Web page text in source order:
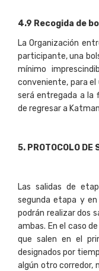
4.9 Recogida de
La Organización
participante, una
mínimo
conveniente, para el
será entregada a la
de regresar a
5. PROTOCOLO DE
Las salidas de
segunda etapa y
podrán realizar dos
ambas. En el caso
que salen en el
designados por
algún otro corredor,